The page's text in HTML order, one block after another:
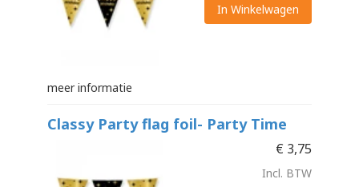
In Winkelwagen
meer informatie
Classy Party flag foil- Party Time
€ 3,75
Incl. BTW